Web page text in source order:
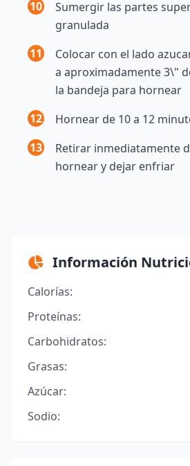
10
Sumergir las partes
granulada
11
Colocar con el lado
a aproximadamente 3\"
la bandeja para hornear
12
Hornear de 10 a 12
13
Retirar inmediatamente
hornear y dejar enfriar
Información
Calorías:
Proteínas:
Carbohidratos:
Grasas:
Azúcar:
Sodio: